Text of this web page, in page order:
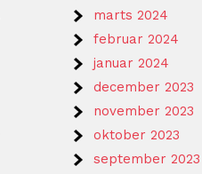
marts 2024
februar 2024
januar 2024
december 2023
november 2023
oktober 2023
september 2023